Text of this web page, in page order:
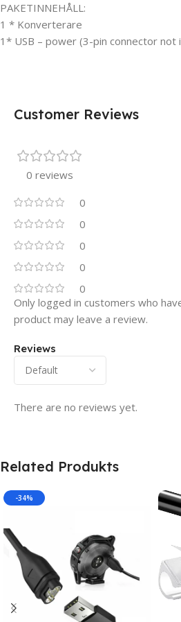
PAKETINNEHÅLL:
1 * Konverterare
‎1* USB – power (3-pin connector not
Customer Reviews
0 reviews
0
0
0
0
0
Reviews
There are no reviews yet.
Only logged in customers who
product may leave a review.
Related Produkts
-34%